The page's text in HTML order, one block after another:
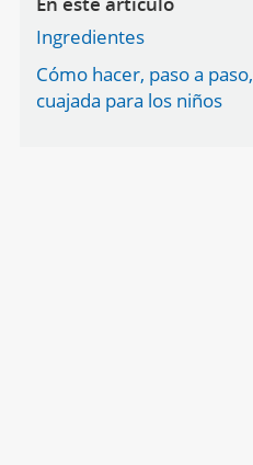
Ingredientes
Cómo hacer, paso a
cuajada para los niños